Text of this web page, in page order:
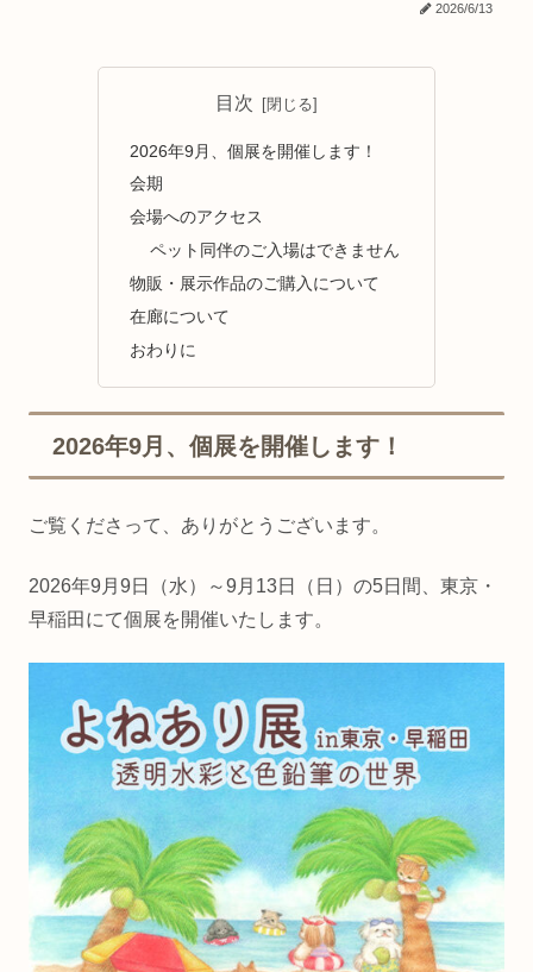
2026/6/13
目次
2026年9月、個展を開催します！
会期
会場へのアクセス
ペット同伴のご入場はできません
物販・展示作品のご購入について
在廊について
おわりに
2026年9月、個展を開催します！
ご覧くださって、ありがとうございます。
2026年9月9日（水）～9月13日（日）の5日間、東京・
早稲田にて個展を開催いたします。